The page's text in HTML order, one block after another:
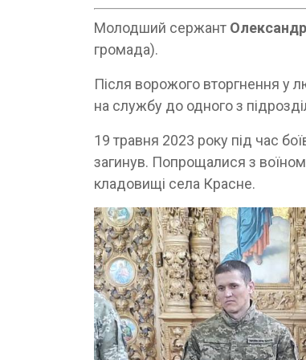
Молодший сержант
громада).
Після ворожого вторгнення у
на службу до одного з
19 травня 2023 року під час
загинув. Попрощалися з воїном
кладовищі села Красне.